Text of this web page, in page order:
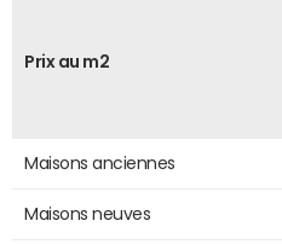
Prix au m2
Maisons anciennes
Maisons neuves